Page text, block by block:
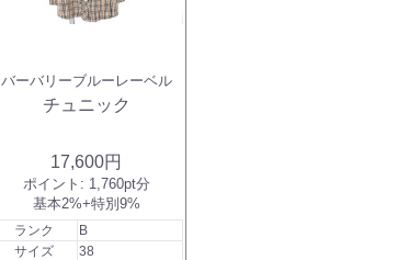
バーバリーブルーレーベル
チュニック
17,600円
ポイント: 1,760pt分
基本2%+特別9%
ランク
B
サイズ
38